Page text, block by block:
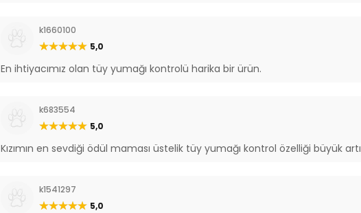
k1660100
5,0
En ihtiyacımız olan tüy yumağı kontrolü harika bir ürün.
k683554
5,0
Kızımın en sevdiği ödül maması üstelik tüy yumağı kontrol özelliği büyük artı
k1541297
5,0